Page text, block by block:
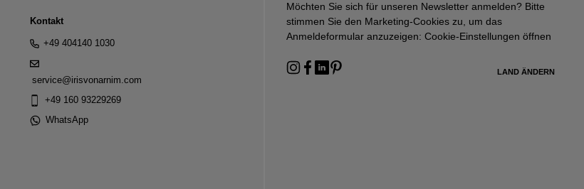
Kontakt
+49 404140 1030
service@irisvonarnim.com
+49 160 93229269
WhatsApp
Möchten Sie sich für unseren Newsletter anmelden? Bitte
stimmen Sie den Marketing-Cookies zu, um das
Anmeldeformular anzuzeigen: Cookie-Einstellungen öffnen
LAND ÄNDERN